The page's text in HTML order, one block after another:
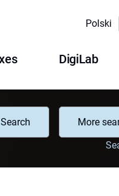
Polski
DigiLab
Search
More